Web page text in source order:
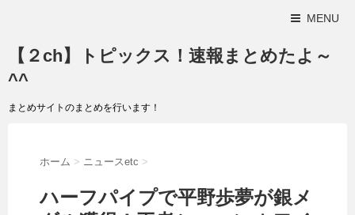
MENU
【２ch】トピックス！速報まとめたよ～
^^
まとめサイトのまとめを行います！
ホーム > ニュースetc >
ハーフパイプで平野歩夢が銀メ